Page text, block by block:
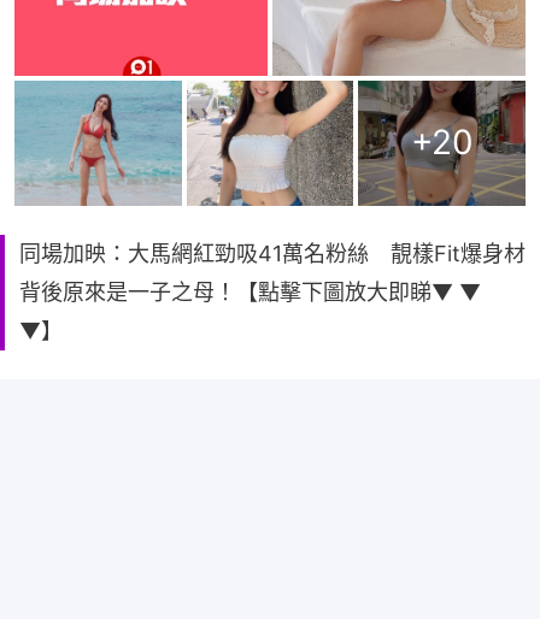
+20
同場加映：大馬網紅勁吸41萬名粉絲 靚樣Fit爆身材
背後原來是一子之母！【點擊下圖放大即睇▼ ▼
▼】